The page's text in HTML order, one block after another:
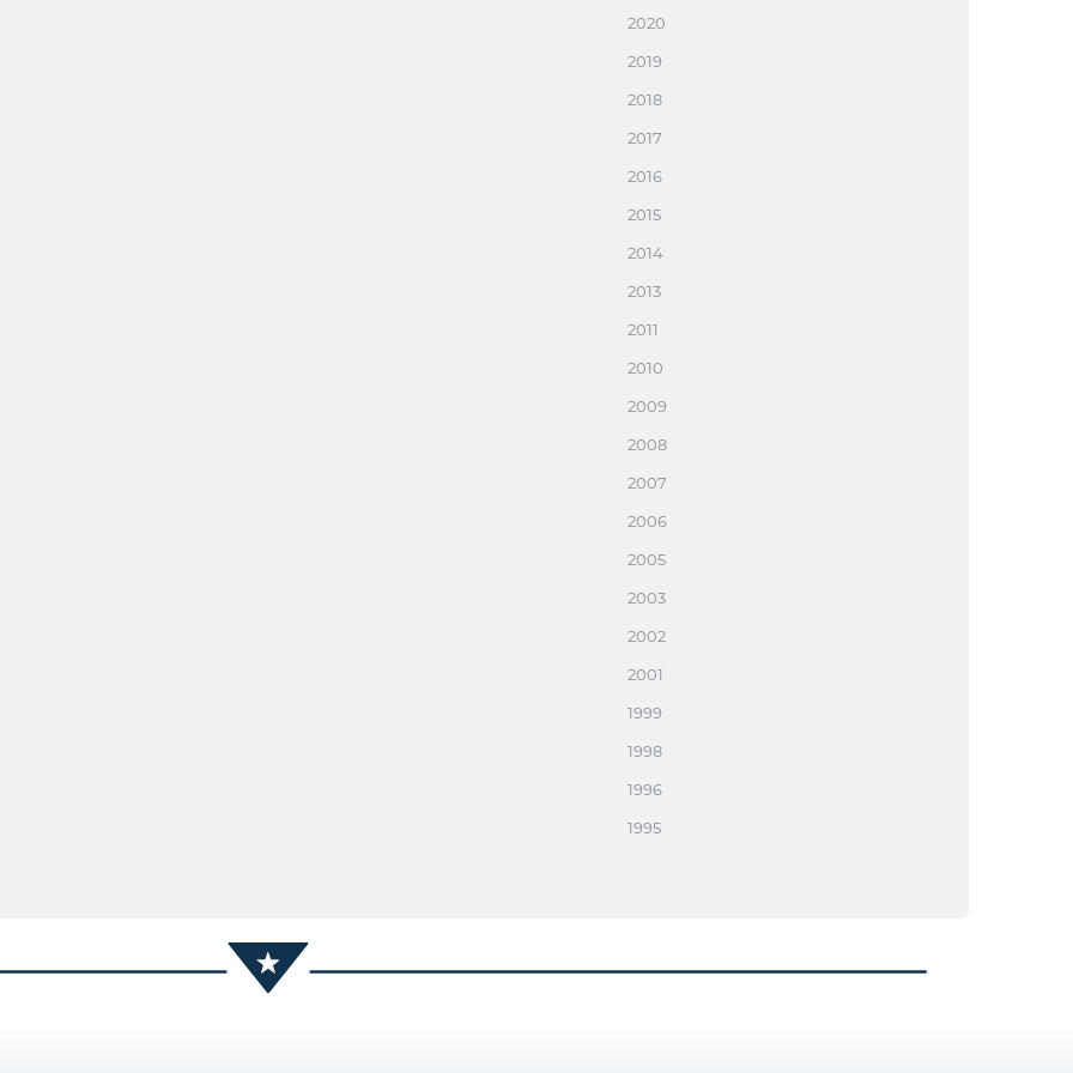
2020
2019
2018
2017
2016
2015
2014
2013
2011
2010
2009
2008
2007
2006
2005
2003
2002
2001
1999
1998
1996
1995